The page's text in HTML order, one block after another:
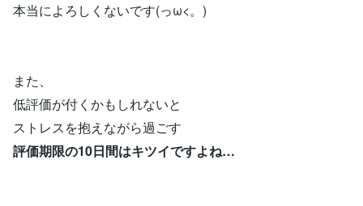
本当によろしくないです(っω<。)
また、
低評価が付くかもしれないと
ストレスを抱えながら過ごす
評価期限の10日間はキツイですよね…